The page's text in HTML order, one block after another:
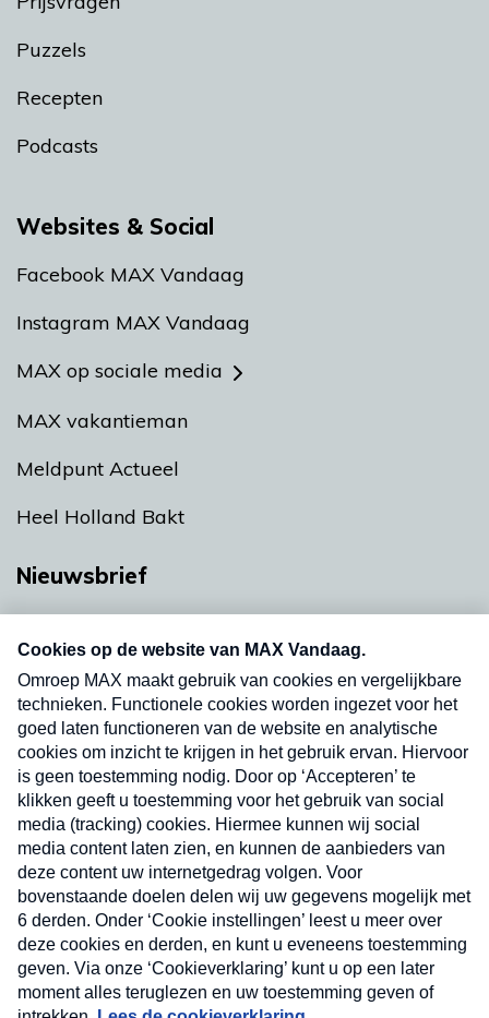
Puzzels
Recepten
Podcasts
Websites & Social
Facebook MAX Vandaag
Instagram MAX Vandaag
MAX op sociale media
MAX vakantieman
Meldpunt Actueel
Heel Holland Bakt
Nieuwsbrief
nieuwsbrief. Elke vrijdag- en dinsdagochtend in
uw mailbox.
Verzend
Nieuwsbrief
Neem hier een gratis abonnement op onze
nieuwsbrief. Elke vrijdag- en dinsdagochtend in uw